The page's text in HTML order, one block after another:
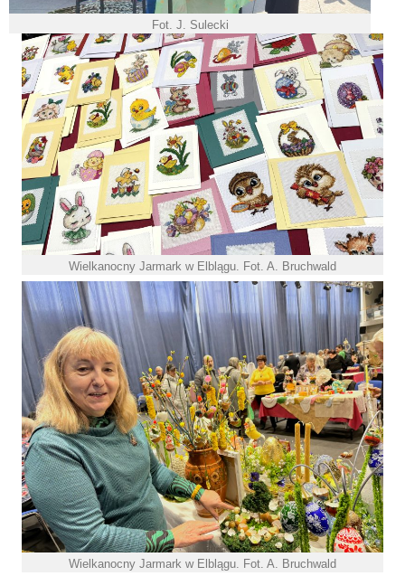
Fot. J. Sulecki
Wielkanocny Jarmark w Elblągu. Fot. A. Bruchwald
Wielkanocny Jarmark w Elblągu. Fot. A. Bruchwald